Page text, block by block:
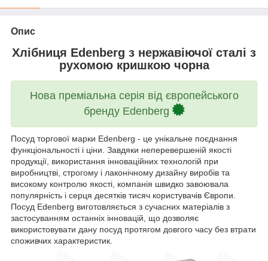
Опис
Хлібниця Edenberg з нержавіючої сталі з
рухомою кришкою чорна
Нова преміальна серія від європейського
бренду Edenberg
Посуд торгової марки Edenberg - це унікальне поєднання
функціональності і ціни. Завдяки неперевершеній якості
продукції, використання інноваційних технологій при
виробництві, строгому і лаконічному дизайну виробів та
високому контролю якості, компанія швидко завоювала
популярність і серця десятків тисяч користувачів Європи.
Посуд Edenberg виготовляється з сучасних матеріалів з
застосуванням останніх інновацій, що дозволяє
використовувати дану посуд протягом довгого часу без втрати
споживчих характеристик.